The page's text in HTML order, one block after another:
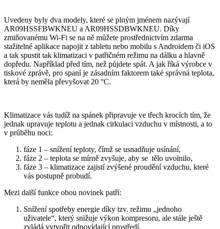
Uvedeny byly dva modely, které se plným jménem nazývají
AR09HSSFBWKNEU a AR09HSSDBWKNEU. Díky
zmiňovanému Wi-Fi se na ně můžete prostřednictvím zdarma
stažitelné aplikace napojit z tabletu nebo mobilu s Androidem či iOS
a tak spustit tak klimatizaci v patřičném režimu na dálku a hlavně
dopředu. Například před tím, než půjdete spát. A jak říká výrobce v
tiskové zprávě, pro spaní je zásadním faktorem také správná teplota,
která by neměla převyšovat 20 °C.
Klimatizace vás tudíž na spánek připravuje ve třech krocích tím, že
jednak upravuje teplotu a jednak cirkulaci vzduchu v místnosti, a to
v průběhu noci:
fáze 1 – snížení teploty, čímž se usnadňuje usínání,
fáze 2 – teplota se mírně zvyšuje, aby se tělo uvolnilo,
fáze 3 – klimatizace zajistí zvýšené proudění vzduchu, které
vás postupně probudí.
Mezi další funkce obou novinek patří:
Snížení spotřeby energie díky tzv. režimu „jednoho
uživatele“, který snižuje výkon kompresoru, ale stále ještě
zvládá vytvořit odpovídající prostředí.